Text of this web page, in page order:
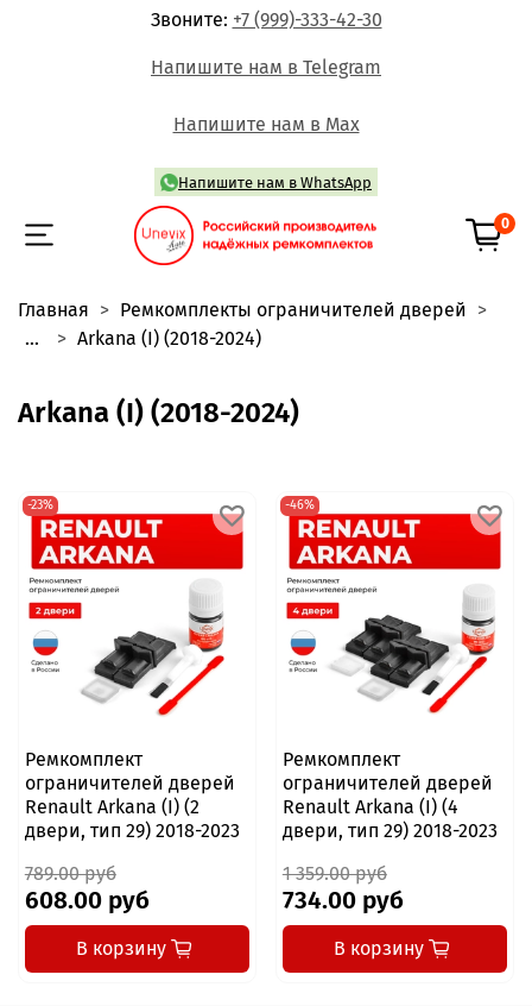
Звоните: +7 (999)-333-42-30
Напишите нам в Telegram
Напишите нам в Max
Напишите нам в WhatsApp
0
Главная
Ремкомплекты ограничителей дверей
...
Arkana (I) (2018-2024)
Arkana (I) (2018-2024)
-23%
Ремкомплект
ограничителей дверей
Renault Arkana (I) (2
двери, тип 29) 2018-2023
789.00 руб
608.00 руб
В корзину
-46%
Ремкомплект
ограничителей дверей
Renault Arkana (I) (4
двери, тип 29) 2018-2023
1 359.00 руб
734.00 руб
В корзину